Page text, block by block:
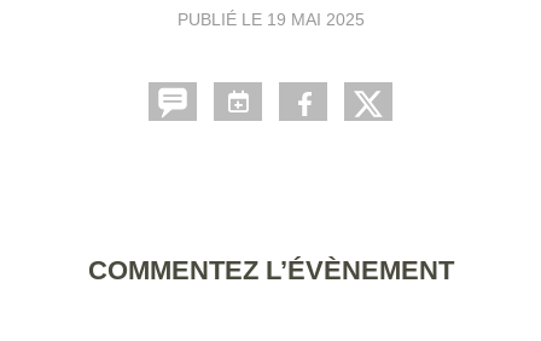
PUBLIÉ LE 19 MAI 2025
COMMENTEZ L’ÉVÈNEMENT